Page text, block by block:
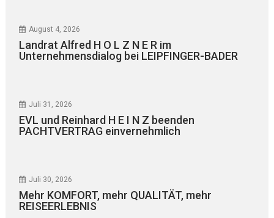
August 4, 2026
Landrat Alfred H O L Z N E R im
Unternehmensdialog bei LEIPFINGER-BADER
Juli 31, 2026
EVL und Reinhard H E I N Z beenden
PACHTVERTRAG einvernehmlich
Juli 30, 2026
Mehr KOMFORT, mehr QUALITÄT, mehr
REISEERLEBNIS